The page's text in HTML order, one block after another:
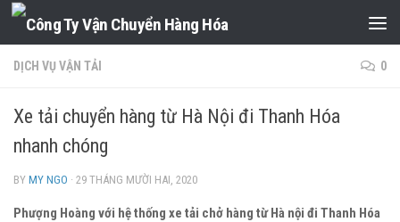
Skip to content
DỊCH VỤ VẬN TẢI 0
Xe tải chuyển hàng từ Hà Nội đi Thanh Hóa
nhanh chóng
BY MY NGO · 29 THÁNG MƯỜI HAI, 2020
Phượng Hoàng với hệ thống xe tải chở hàng từ Hà nội đi Thanh Hóa